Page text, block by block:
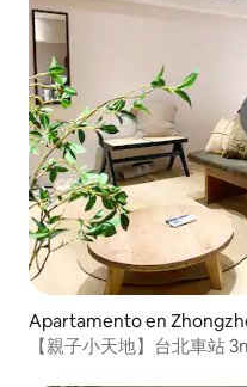
Apartamento en
【親子小天地】台北車站